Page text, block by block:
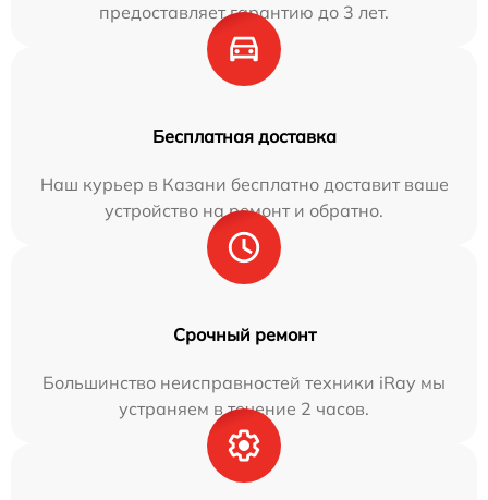
предоставляет гарантию до 3 лет.
Бесплатная доставка
Наш курьер в Казани бесплатно доставит ваше
устройство на ремонт и обратно.
Срочный ремонт
Большинство неисправностей техники iRay мы
устраняем в течение 2 часов.